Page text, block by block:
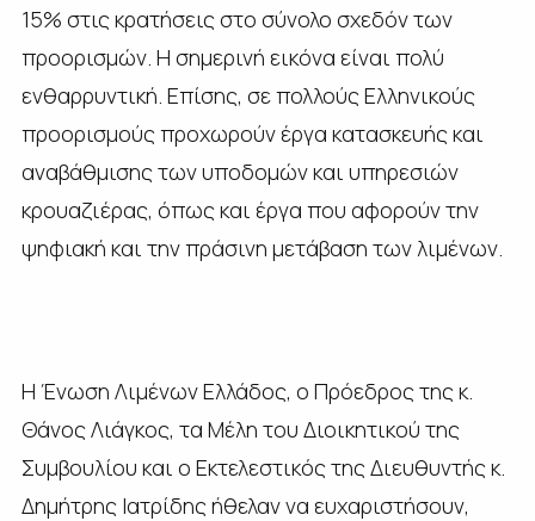
15% στις κρατήσεις στο σύνολο σχεδόν των
προορισμών. Η σημερινή εικόνα είναι πολύ
ενθαρρυντική. Επίσης, σε πολλούς Ελληνικούς
προορισμούς προχωρούν έργα κατασκευής και
αναβάθμισης των υποδομών και υπηρεσιών
κρουαζιέρας, όπως και έργα που αφορούν την
ψηφιακή και την πράσινη μετάβαση των λιμένων.
Η Ένωση Λιμένων Ελλάδος, ο Πρόεδρος της κ.
Θάνος Λιάγκος, τα Μέλη του Διοικητικού της
Συμβουλίου και ο Εκτελεστικός της Διευθυντής κ.
Δημήτρης Ιατρίδης ήθελαν να ευχαριστήσουν,